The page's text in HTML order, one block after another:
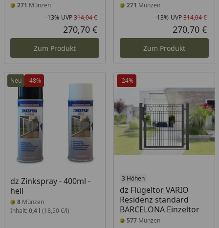
271 Münzen
Rabatt in Prozent
-13%
Ursprünglicher Preis
UVP314,04 €
Aktueller Preis
270,70 €
Zum Produkt
271 Münzen
-13% UVP314,04 €
270,70 €
Zum Produkt
Neu -48%
dz Zinkspray - 400ml -
hell
8 Münzen
Inhalt: 0,4 l (18,50 €/l)
-24%
3 Höhen
dz Flügeltor VARIO
Residenz standard
BARCELONA Einzeltor
577Münzen